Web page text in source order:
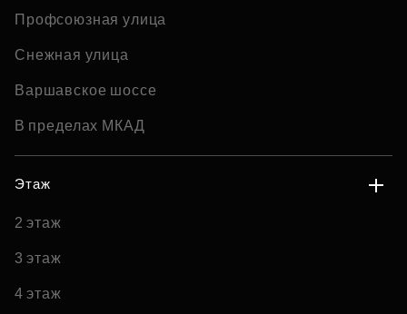
Профсоюзная улица
Снежная улица
Варшавское шоссе
В пределах МКАД
Этаж
2 этаж
3 этаж
4 этаж